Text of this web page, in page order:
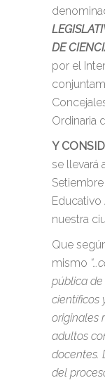
DE
por el
Ordinaria
Y
se llevará
nuestra
Que
mismo
pública
científicos
originales
adultos
docentes.
del